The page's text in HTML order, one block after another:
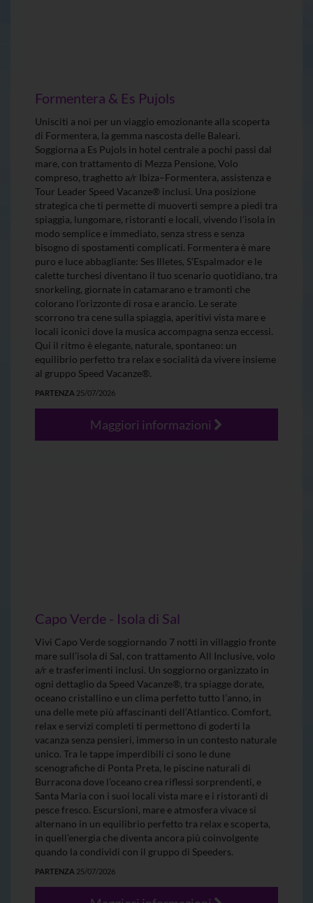
Formentera & Es Pujols
Unisciti a noi per un viaggio emozionante alla scoperta
di Formentera, la gemma nascosta delle Baleari.
Soggiorna a Es Pujols in hotel centrale a pochi passi dal
mare, con trattamento di Mezza Pensione, Volo
compreso, traghetto a/r Ibiza–Formentera, assistenza e
Tour Leader Speed Vacanze® inclusi. Una posizione
strategica che ti permette di muoverti sempre a piedi tra
spiaggia, lungomare, ristoranti e locali, vivendo l’isola in
modo semplice e immediato, senza stress e senza
bisogno di spostamenti complicati. Formentera è mare
puro e luce abbagliante: Ses Illetes, S’Espalmador e le
calette turchesi diventano il tuo scenario quotidiano, tra
snorkeling, giornate in catamarano e tramonti che
colorano l’orizzonte di rosa e arancio. Le serate
scorrono tra cene sulla spiaggia, aperitivi vista mare e
locali iconici dove la musica accompagna senza eccessi.
Qui il ritmo è elegante, naturale, spontaneo: un
equilibrio perfetto tra relax e socialità da vivere insieme
al gruppo Speed Vacanze®.
PARTENZA 25/07/2026
Maggiori informazioni
Capo Verde - Isola di Sal
Vivi Capo Verde soggiornando 7 notti in villaggio fronte
mare sull’isola di Sal, con trattamento All Inclusive, volo
a/r e trasferimenti inclusi. Un soggiorno organizzato in
ogni dettaglio da Speed Vacanze®, tra spiagge dorate,
oceano cristallino e un clima perfetto tutto l’anno, in
una delle mete più affascinanti dell’Atlantico. Comfort,
relax e servizi completi ti permettono di goderti la
vacanza senza pensieri, immerso in un contesto naturale
unico. Tra le tappe imperdibili ci sono le dune
scenografiche di Ponta Preta, le piscine naturali di
Burracona dove l’oceano crea riflessi sorprendenti, e
Santa Maria con i suoi locali vista mare e i ristoranti di
pesce fresco. Escursioni, mare e atmosfera vivace si
alternano in un equilibrio perfetto tra relax e scoperta,
in quell’energia che diventa ancora più coinvolgente
quando la condividi con il gruppo di Speeders.
PARTENZA 25/07/2026